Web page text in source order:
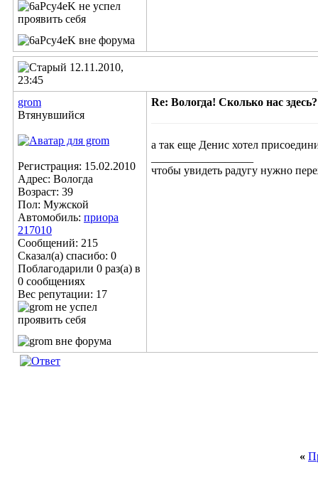
12.11.2010,
23:45
grom
Втянувшийся
Регистрация: 15.02.2010
Адрес: Вологда
Возраст: 39
Пол: Мужской
Автомобиль: приора
217010
Сообщений: 215
Сказал(а) спасибо: 0
Поблагодарили 0 раз(а) в
0 сообщениях
Вес репутации: 17
Re: Вологда! Сколько нас здесь?
а так еще Денис хотел
чтобы увидеть радугу нужно
«